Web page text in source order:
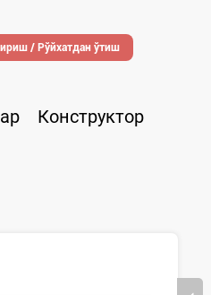
/ Рўйхатдан ўтиш
Конструктор